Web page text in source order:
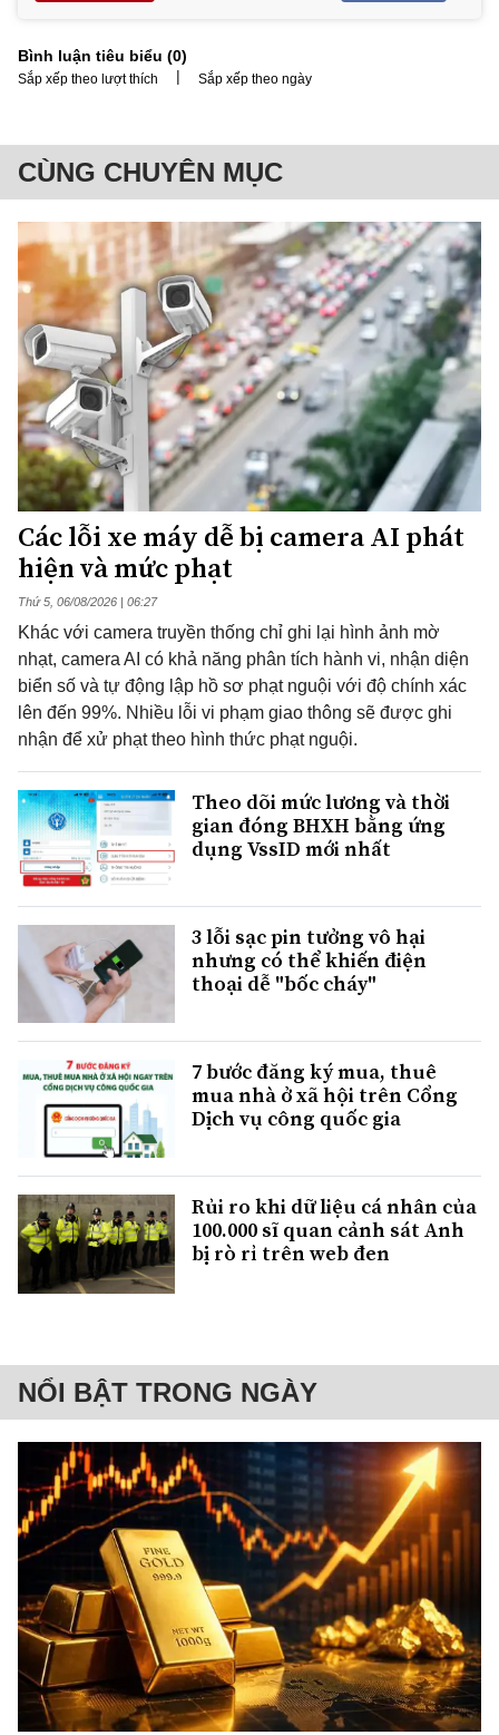
Bình luận tiêu biểu (0)
Sắp xếp theo lượt thích | Sắp xếp theo ngày
CÙNG CHUYÊN MỤC
Các lỗi xe máy dễ bị camera AI phát
hiện và mức phạt
Thứ 5, 06/08/2026 | 06:27
Khác với camera truyền thống chỉ ghi lại hình ảnh mờ
nhạt, camera AI có khả năng phân tích hành vi, nhận diện
biển số và tự động lập hồ sơ phạt nguội với độ chính xác
lên đến 99%. Nhiều lỗi vi phạm giao thông sẽ được ghi
nhận để xử phạt theo hình thức phạt nguội.
Theo dõi mức lương và thời
gian đóng BHXH bằng ứng
dụng VssID mới nhất
3 lỗi sạc pin tưởng vô hại
nhưng có thể khiến điện
thoại dễ "bốc cháy"
7 bước đăng ký mua, thuê
mua nhà ở xã hội trên Cổng
Dịch vụ công quốc gia
Rủi ro khi dữ liệu cá nhân của
100.000 sĩ quan cảnh sát Anh
bị rò rỉ trên web đen
NỔI BẬT TRONG NGÀY